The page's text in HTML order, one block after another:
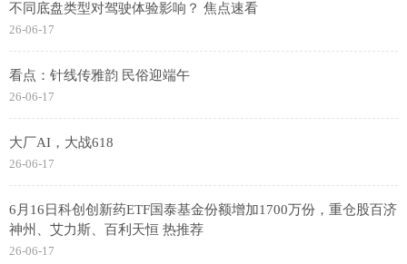
不同底盘类型对驾驶体验影响？ 焦点速看
26-06-17
看点：针线传雅韵 民俗迎端午
26-06-17
大厂AI，大战618
26-06-17
6月16日科创创新药ETF国泰基金份额增加1700万份，重仓股百济
神州、艾力斯、百利天恒 热推荐
26-06-17